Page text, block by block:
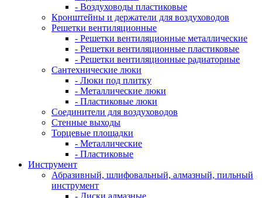
- Воздуховоды пластиковые
Кронштейны и держатели для воздуховодов
Решетки вентиляционные
- Решетки вентиляционные металлические
- Решетки вентиляционные пластиковые
- Решетки вентиляционные радиаторные
Сантехнические люки
- Люки под плитку
- Металлические люки
- Пластиковые люки
Соединители для воздуховодов
Стенные выходы
Торцевые площадки
- Металлические
- Пластиковые
Инструмент
Абразивный, шлифовальный, алмазный, пильный
инструмент
- Диски алмазные